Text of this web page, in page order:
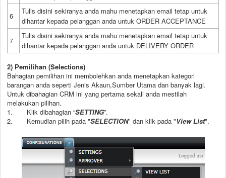
6
Tulis disini sekiranya anda mahu menetapkan email tetap untuk
dihantar kepada pelanggan anda untuk ORDER ACCEPTANCE
7
Tulis disini sekiranya anda mahu menetapkan email tetap untuk
dihantar kepada pelanggan anda untuk DELIVERY ORDER
2) Pemilihan (Selections)
Bahagian pemilihan ini membolehkan anda menetapkan kategori
barangan anda seperti Jenis Akaun,Sumber Utama dan banyak lagi.
Untuk dibahagian CRM ini yang pertama sekali anda mestilah
melakukan pilihan.
1. Klik dibahagian “SETTING”.
2. Kemudian pilih pada "SELECTION" dan klik pada "View List".